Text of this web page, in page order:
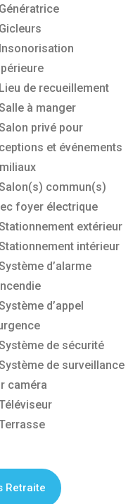
Génératrice
Gicleurs
Insonorisation
Lieu de recueillement
à manger
privé pour
et événements
commun(s)
foyer électrique
extérieur
intérieur
d’alarme
d’appel
de sécurité
de surveillance
caméra
Retraite